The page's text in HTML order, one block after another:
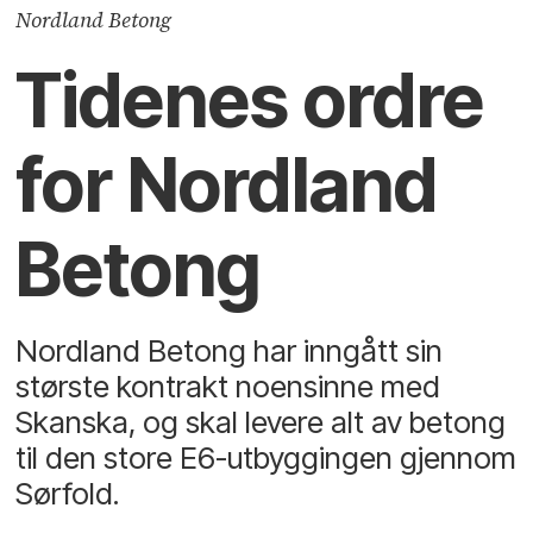
Nordland Betong
Tidenes ordre
for Nordland
Betong
Nordland Betong har inngått sin
største kontrakt noensinne med
Skanska, og skal levere alt av betong
til den store E6-utbyggingen gjennom
Sørfold.